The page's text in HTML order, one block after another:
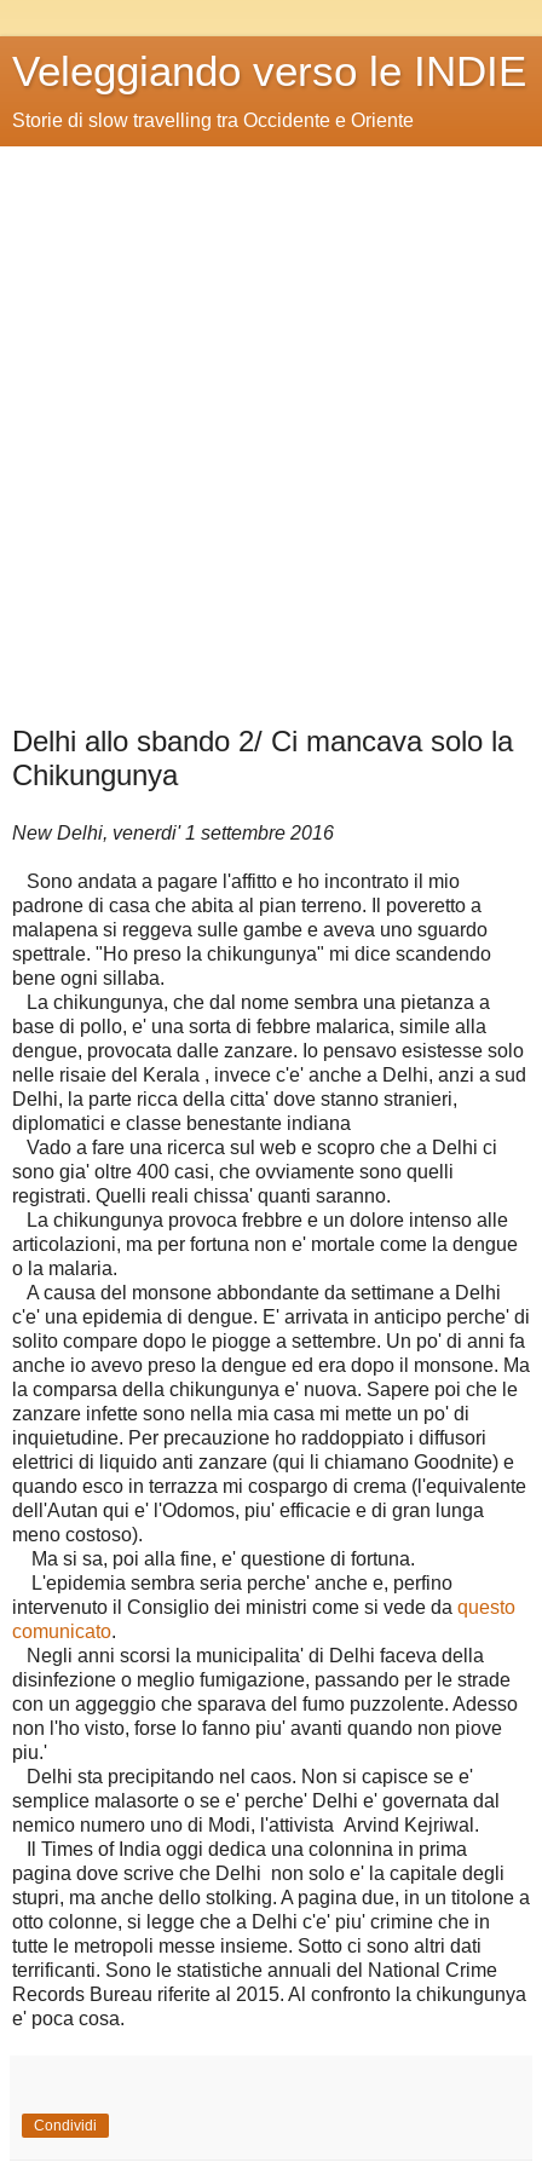
Veleggiando verso le INDIE
Storie di slow travelling tra Occidente e Oriente
Delhi allo sbando 2/ Ci mancava solo la
Chikungunya
New Delhi, venerdi' 1 settembre 2016
Sono andata a pagare l'affitto e ho incontrato il mio
padrone di casa che abita al pian terreno. Il poveretto a
malapena si reggeva sulle gambe e aveva uno sguardo
spettrale. "Ho preso la chikungunya" mi dice scandendo
bene ogni sillaba.
La chikungunya, che dal nome sembra una pietanza a
base di pollo, e' una sorta di febbre malarica, simile alla
dengue, provocata dalle zanzare. Io pensavo esistesse solo
nelle risaie del Kerala , invece c'e' anche a Delhi, anzi a sud
Delhi, la parte ricca della citta' dove stanno stranieri,
diplomatici e classe benestante indiana
Vado a fare una ricerca sul web e scopro che a Delhi ci
sono gia' oltre 400 casi, che ovviamente sono quelli
registrati. Quelli reali chissa' quanti saranno.
La chikungunya provoca frebbre e un dolore intenso alle
articolazioni, ma per fortuna non e' mortale come la dengue
o la malaria.
A causa del monsone abbondante da settimane a Delhi
c'e' una epidemia di dengue. E' arrivata in anticipo perche' di
solito compare dopo le piogge a settembre. Un po' di anni fa
anche io avevo preso la dengue ed era dopo il monsone. Ma
la comparsa della chikungunya e' nuova. Sapere poi che le
zanzare infette sono nella mia casa mi mette un po' di
inquietudine. Per precauzione ho raddoppiato i diffusori
elettrici di liquido anti zanzare (qui li chiamano Goodnite) e
quando esco in terrazza mi cospargo di crema (l'equivalente
dell'Autan qui e' l'Odomos, piu' efficacie e di gran lunga
meno costoso).
Ma si sa, poi alla fine, e' questione di fortuna.
L'epidemia sembra seria perche' anche e, perfino
intervenuto il Consiglio dei ministri come si vede da questo
comunicato.
Negli anni scorsi la municipalita' di Delhi faceva della
disinfezione o meglio fumigazione, passando per le strade
con un aggeggio che sparava del fumo puzzolente. Adesso
non l'ho visto, forse lo fanno piu' avanti quando non piove
piu.'
Delhi sta precipitando nel caos. Non si capisce se e'
semplice malasorte o se e' perche' Delhi e' governata dal
nemico numero uno di Modi, l'attivista Arvind Kejriwal.
Il Times of India oggi dedica una colonnina in prima
pagina dove scrive che Delhi non solo e' la capitale degli
stupri, ma anche dello stolking. A pagina due, in un titolone a
otto colonne, si legge che a Delhi c'e' piu' crimine che in
tutte le metropoli messe insieme. Sotto ci sono altri dati
terrificanti. Sono le statistiche annuali del National Crime
Records Bureau riferite al 2015. Al confronto la chikungunya
e' poca cosa.
Condividi